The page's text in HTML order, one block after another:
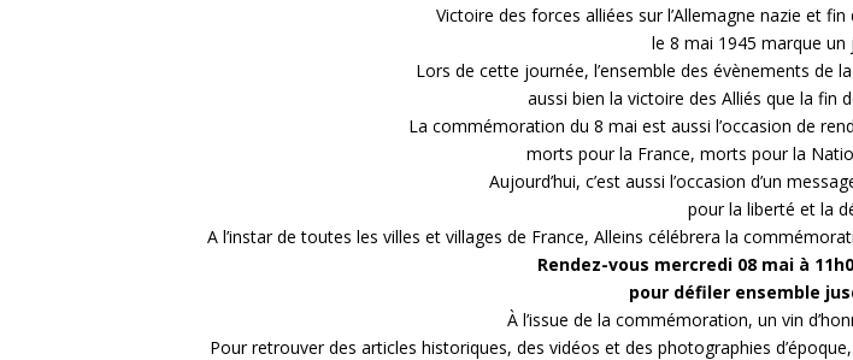
Victoire des forces alliées sur l’Allemagne nazie et
le 8 mai 1945 marque
Lors de cette journée, l’ensemble des évènements de
aussi bien la victoire des Alliés que la fin
La commémoration du 8 mai est aussi l’occasion de
morts pour la France, morts pour la
Aujourd’hui, c’est aussi l’occasion d’un
pour la liberté et la
A l’instar de toutes les villes et villages de France, Alleins célébrera la
Rendez-vous mercredi 08 mai à
pour défiler ensemble
À l’issue de la commémoration, un vin
Pour retrouver des articles historiques, des vidéos et des photographies